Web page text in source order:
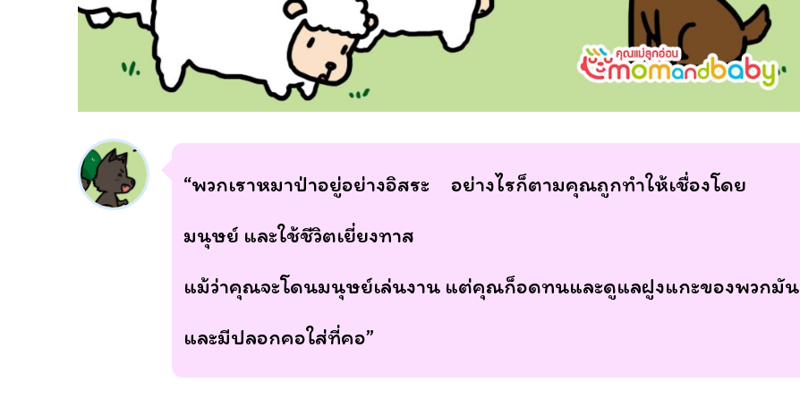
“พวกเราหมาป่าอยู่อย่างอิสระ อย่างไรก็ตามคุณถูกทำให้เชื่องโดย
มนุษย์ และใช้ชีวิตเยี่ยงทาส
แม้ว่าคุณจะโดนมนุษย์เล่นงาน แต่คุณก็อดทนและดูแลฝูงแกะของพวกมัน
และมีปลอกคอใส่ที่คอ”